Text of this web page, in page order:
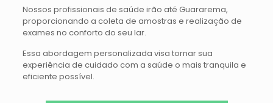
Nossos profissionais de saúde irão até Guararema,
proporcionando a coleta de amostras e realização de
exames no conforto do seu lar.
Essa abordagem personalizada visa tornar sua
experiência de cuidado com a saúde o mais tranquila e
eficiente possível.